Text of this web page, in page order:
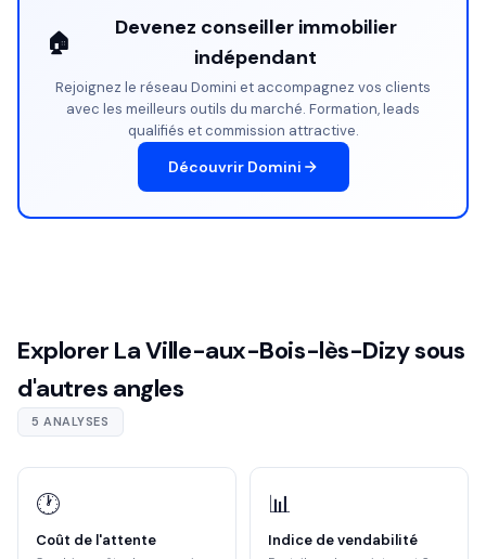
🏠
Devenez conseiller immobilier
indépendant
Rejoignez le réseau Domini et accompagnez vos clients
avec les meilleurs outils du marché. Formation, leads
qualifiés et commission attractive.
Découvrir Domini
Explorer La Ville-aux-Bois-lès-Dizy sous
d'autres angles
5 ANALYSES
🕐
Coût de l'attente
📊
Indice de vendabilité